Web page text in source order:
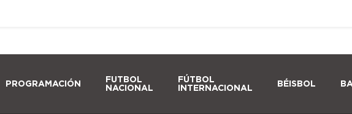
PROGRAMACIÓN
FUTBOL
NACIONAL
FÚTBOL
INTERNACIONAL
BÉISBOL